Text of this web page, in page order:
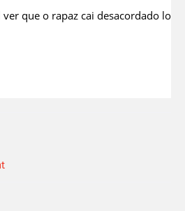
ver que o rapaz cai desacordado